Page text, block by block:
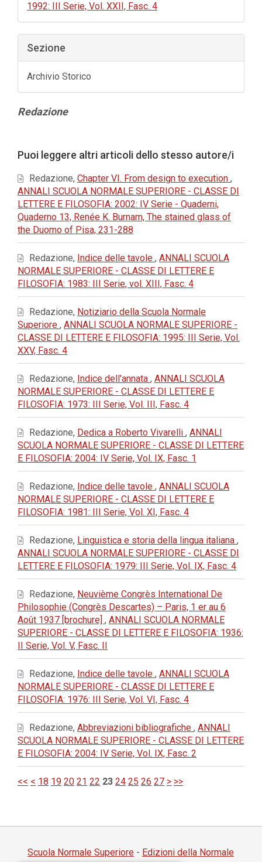
1992: III Serie, Vol. XXII, Fasc. 4
Sezione
Archivio Storico
Contenuto
Redazione
dell'articolo
Puoi leggere altri articoli dello stesso autore/i
Redazione, Chapter VI. From design to execution ,
ANNALI SCUOLA NORMALE SUPERIORE - CLASSE DI
LETTERE E FILOSOFIA: 2002: IV Serie - Quaderni,
Quaderno 13, Renée K. Burnam, The stained glass of
the Duomo of Pisa, 231-288
Redazione, Indice delle tavole , ANNALI SCUOLA
NORMALE SUPERIORE - CLASSE DI LETTERE E
FILOSOFIA: 1983: III Serie, vol. XIII, Fasc. 4
Redazione, Notiziario della Scuola Normale
Superiore , ANNALI SCUOLA NORMALE SUPERIORE -
CLASSE DI LETTERE E FILOSOFIA: 1995: III Serie, Vol.
XXV, Fasc. 4
Redazione, Indice dell'annata , ANNALI SCUOLA
NORMALE SUPERIORE - CLASSE DI LETTERE E
FILOSOFIA: 1973: III Serie, Vol. III, Fasc. 4
Redazione, Dedica a Roberto Vivarelli , ANNALI
SCUOLA NORMALE SUPERIORE - CLASSE DI LETTERE
E FILOSOFIA: 2004: IV Serie, Vol. IX, Fasc. 1
Redazione, Indice delle tavole , ANNALI SCUOLA
NORMALE SUPERIORE - CLASSE DI LETTERE E
FILOSOFIA: 1981: III Serie, Vol. XI, Fasc. 4
Redazione, Linguistica e storia della lingua italiana ,
ANNALI SCUOLA NORMALE SUPERIORE - CLASSE DI
LETTERE E FILOSOFIA: 1979: III Serie, Vol. IX, Fasc. 4
Redazione, Neuvième Congrès International De
Philosophie (Congrès Descartes) – Paris, 1 er au 6
Août 1937 [brochure] , ANNALI SCUOLA NORMALE
SUPERIORE - CLASSE DI LETTERE E FILOSOFIA: 1936:
II Serie, Vol. V, Fasc. II
Redazione, Indice delle tavole , ANNALI SCUOLA
NORMALE SUPERIORE - CLASSE DI LETTERE E
FILOSOFIA: 1976: III Serie, Vol. VI, Fasc. 4
Redazione, Abbreviazioni bibliografiche , ANNALI
SCUOLA NORMALE SUPERIORE - CLASSE DI LETTERE
E FILOSOFIA: 2004: IV Serie, Vol. IX, Fasc. 2
<< < 18 19 20 21 22 23 24 25 26 27 > >>
Scuola Normale Superiore - Edizioni della Normale